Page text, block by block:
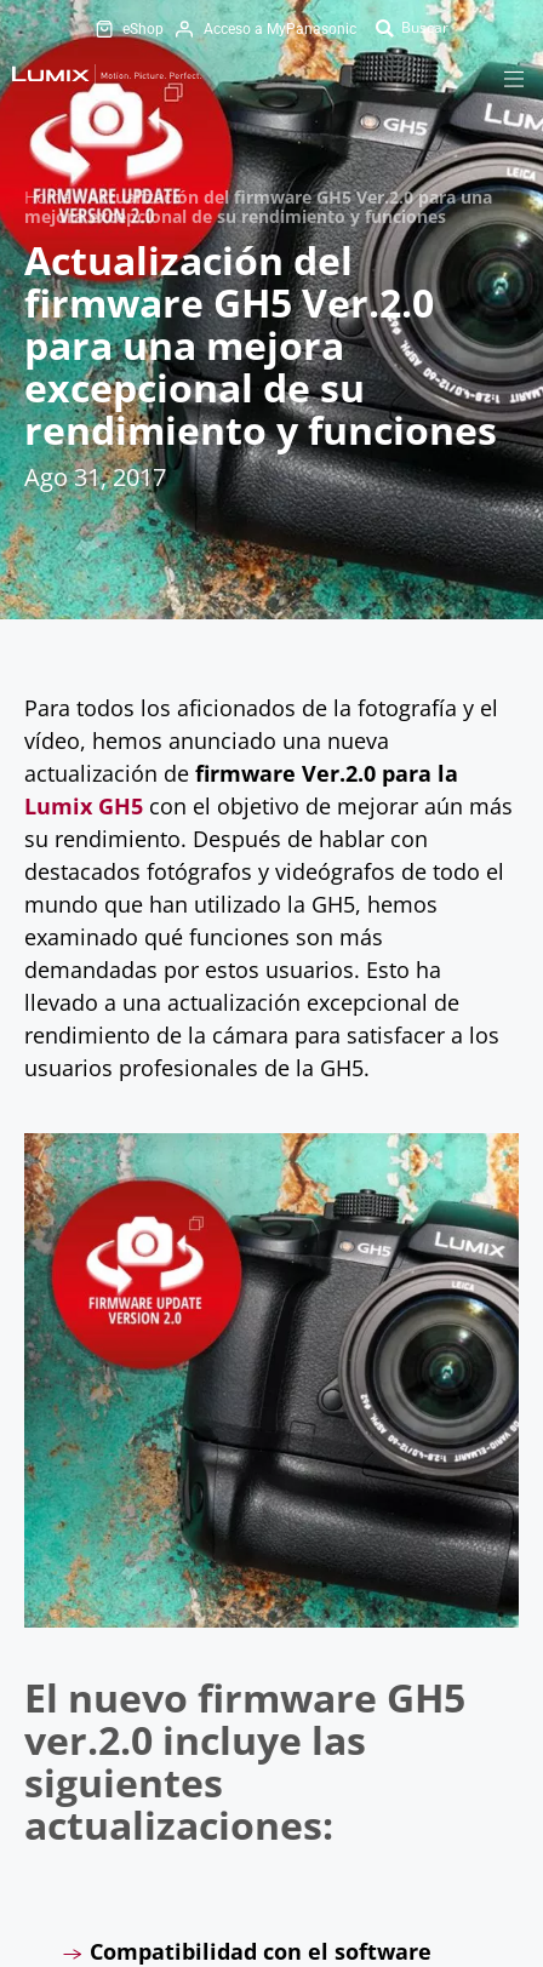
eShop Acceso a MyPanasonic
Home/Actualización del firmware GH5 Ver.2.0 para una
mejora excepcional de su rendimiento y funciones
Actualización del
firmware GH5 Ver.2.0
para una mejora
excepcional de su
rendimiento y funciones
Ago 31, 2017
Para todos los aficionados de la fotografía y el
vídeo, hemos anunciado una nueva
actualización de firmware Ver.2.0 para la
Lumix GH5 con el objetivo de mejorar aún más
su rendimiento. Después de hablar con
destacados fotógrafos y videógrafos de todo el
mundo que han utilizado la GH5, hemos
examinado qué funciones son más
demandadas por estos usuarios. Esto ha
llevado a una actualización excepcional de
rendimiento de la cámara para satisfacer a los
usuarios profesionales de la GH5.
El nuevo firmware GH5
ver.2.0 incluye las
siguientes
actualizaciones:
Compatibilidad con el software